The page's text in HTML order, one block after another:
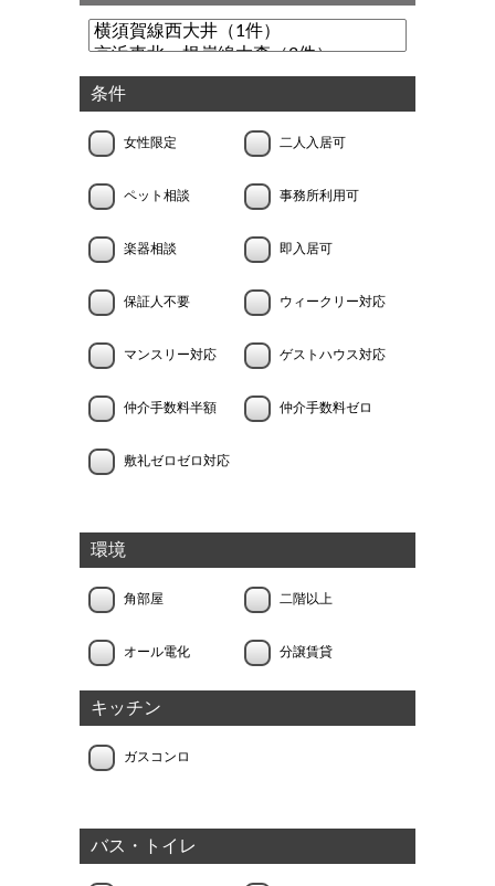
条件
女性限定 二人入居可
ペット相談 事務所利用可
楽器相談 即入居可
保証人不要 ウィークリー対応
マンスリー対応 ゲストハウス対応
仲介手数料半額 仲介手数料ゼロ
敷礼ゼロゼロ対応
環境
角部屋 二階以上
オール電化 分譲賃貸
キッチン
ガスコンロ
バス・トイレ